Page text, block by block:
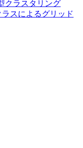
クラスタリング
ラスによるグリッド